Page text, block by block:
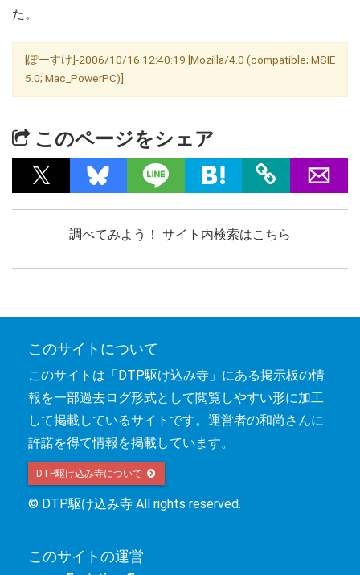
た。
[ぽーすけ]-2006/10/16 12:40:19 [Mozilla/4.0 (compatible; MSIE
5.0; Mac_PowerPC)]
このページをシェア
調べてみよう！ サイト内検索はこちら
このサイトについて
このサイトは「DTP駆け込み寺」にある掲示板の情
報を一部過去ログ形式として閲覧しやすい形に加工
して掲載しているサイトです。運営者の和尚さんに
許諾を得て情報を掲載しています。
DTP駆け込み寺について
© DTP駆け込み寺 All rights reserved.
このサイトの運営